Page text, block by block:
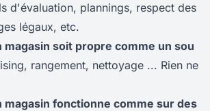
d'évaluation, plannings, respect des
légaux, etc.
soit propre comme un sou
rangement, nettoyage ... Rien ne
fonctionne comme sur des